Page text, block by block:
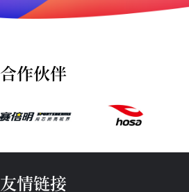
合作伙伴
友情链接